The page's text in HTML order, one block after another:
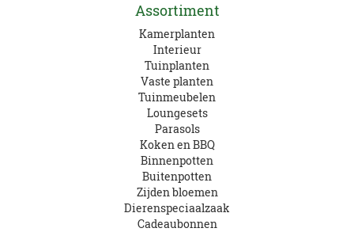
Assortiment
Kamerplanten
Interieur
Tuinplanten
Vaste planten
Tuinmeubelen
Loungesets
Parasols
Koken en BBQ
Binnenpotten
Buitenpotten
Zijden bloemen
Dierenspeciaalzaak
Cadeaubonnen